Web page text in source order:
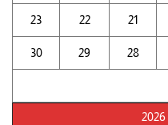
21
22
23
28
29
30